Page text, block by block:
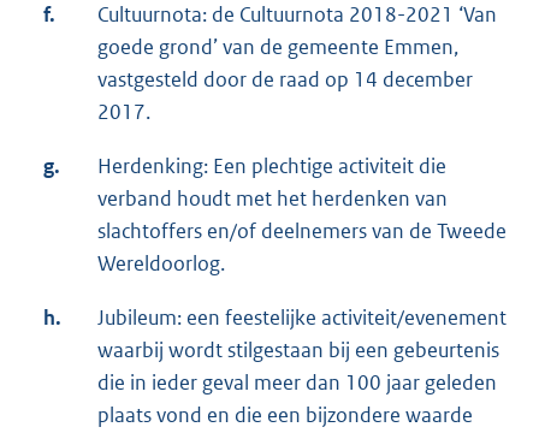
f.
Cultuurnota: de Cultuurnota 2018-2021 ‘Van
goede grond’ van de gemeente Emmen,
vastgesteld door de raad op 14 december
2017.
g.
Herdenking: Een plechtige activiteit die
verband houdt met het herdenken van
slachtoffers en/of deelnemers van de Tweede
Wereldoorlog.
h.
Jubileum: een feestelijke activiteit/evenement
waarbij wordt stilgestaan bij een gebeurtenis
die in ieder geval meer dan 100 jaar geleden
plaats vond en die een bijzondere waarde